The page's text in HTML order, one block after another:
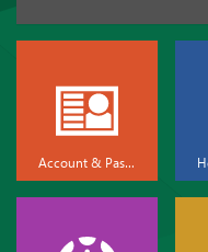
Account & Password